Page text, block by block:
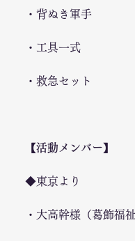
・背ぬき軍手
・工具一式
・救急セット
【活動メンバー】
◆東京より
・大高幹様（葛飾福